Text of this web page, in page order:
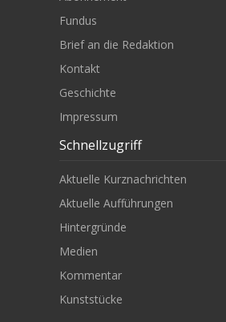
Fundus
Brief an die Redaktion
Kontakt
Geschichte
Impressum
Schnellzugriff
Aktuelle Kurznachrichten
Aktuelle Aufführungen
Hintergründe
Medien
Kommentar
Kunststücke